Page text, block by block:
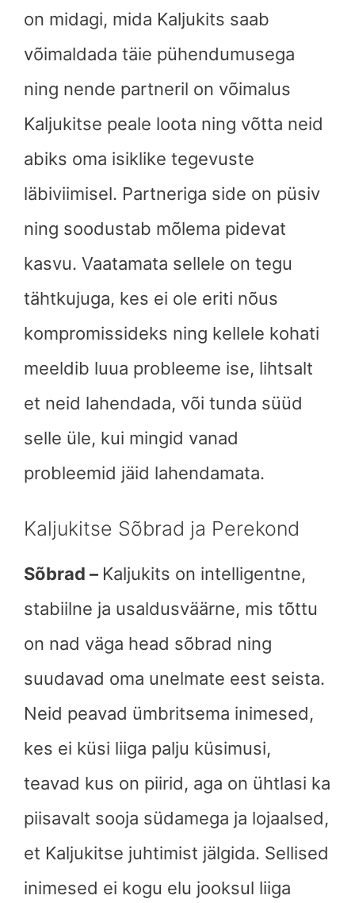
on midagi, mida Kaljukits saab
võimaldada täie pühendumusega
ning nende partneril on võimalus
Kaljukitse peale loota ning võtta neid
abiks oma isiklike tegevuste
läbiviimisel. Partneriga side on püsiv
ning soodustab mõlema pidevat
kasvu. Vaatamata sellele on tegu
tähtkujuga, kes ei ole eriti nõus
kompromissideks ning kellele kohati
meeldib luua probleeme ise, lihtsalt
et neid lahendada, või tunda süüd
selle üle, kui mingid vanad
probleemid jäid lahendamata.
Kaljukitse Sõbrad ja Perekond
Sõbrad – Kaljukits on intelligentne,
stabiilne ja usaldusväärne, mis tõttu
on nad väga head sõbrad ning
suudavad oma unelmate eest seista.
Neid peavad ümbritsema inimesed,
kes ei küsi liiga palju küsimusi,
teavad kus on piirid, aga on ühtlasi ka
piisavalt sooja südamega ja lojaalsed,
et Kaljukitse juhtimist jälgida. Sellised
inimesed ei kogu elu jooksul liiga